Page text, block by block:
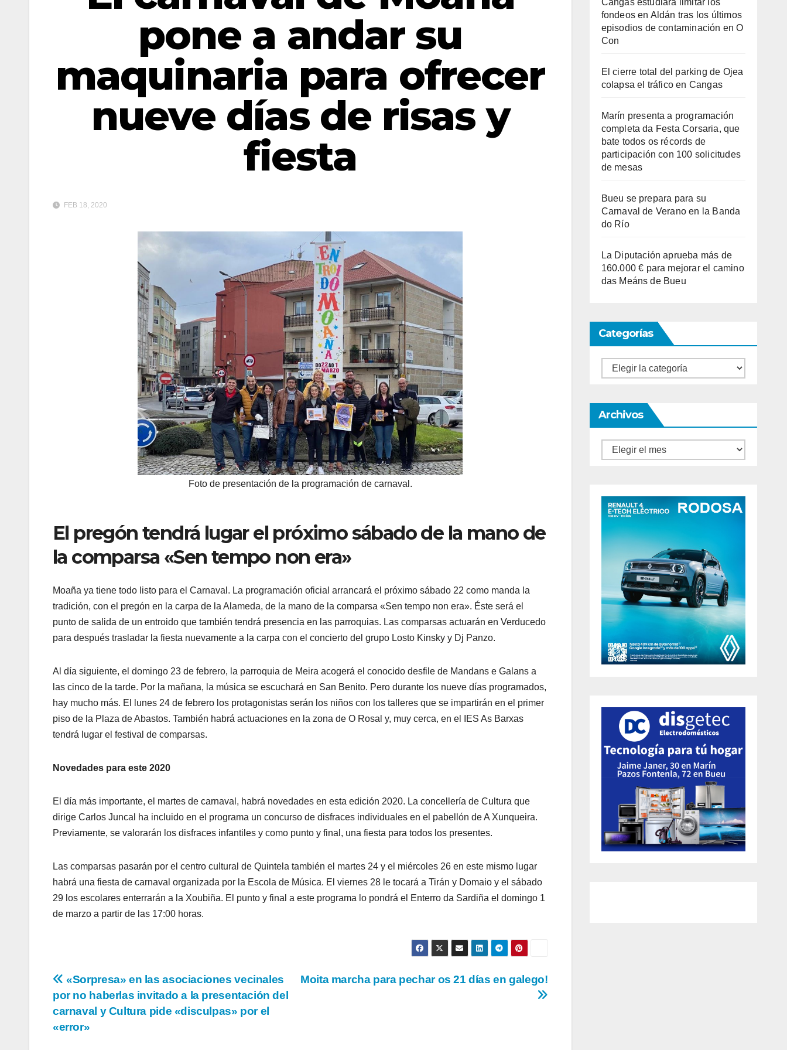
pone a andar su
maquinaria para ofrecer
nueve días de risas y
fiesta
FEB 18, 2020
Foto de presentación de la programación de carnaval.
El pregón tendrá lugar el próximo sábado de la mano de
la comparsa «Sen tempo non era»
Moaña ya tiene todo listo para el Carnaval. La programación oficial arrancará el próximo sábado 22 como manda la
tradición, con el pregón en la carpa de la Alameda, de la mano de la comparsa «Sen tempo non era». Éste será el
punto de salida de un entroido que también tendrá presencia en las parroquias. Las comparsas actuarán en Verducedo
para después trasladar la fiesta nuevamente a la carpa con el concierto del grupo Losto Kinsky y Dj Panzo.
Al día siguiente, el domingo 23 de febrero, la parroquia de Meira acogerá el conocido desfile de Mandans e Galans a
las cinco de la tarde. Por la mañana, la música se escuchará en San Benito. Pero durante los nueve días programados,
hay mucho más. El lunes 24 de febrero los protagonistas serán los niños con los talleres que se impartirán en el primer
piso de la Plaza de Abastos. También habrá actuaciones en la zona de O Rosal y, muy cerca, en el IES As Barxas
tendrá lugar el festival de comparsas.
Novedades para este 2020
El día más importante, el martes de carnaval, habrá novedades en esta edición 2020. La concellería de Cultura que
dirige Carlos Juncal ha incluido en el programa un concurso de disfraces individuales en el pabellón de A Xunqueira.
Previamente, se valorarán los disfraces infantiles y como punto y final, una fiesta para todos los presentes.
Las comparsas pasarán por el centro cultural de Quintela también el martes 24 y el miércoles 26 en este mismo lugar
habrá una fiesta de carnaval organizada por la Escola de Música. El viernes 28 le tocará a Tirán y Domaio y el sábado
29 los escolares enterrarán a la Xoubiña. El punto y final a este programa lo pondrá el Enterro da Sardiña el domingo 1
de marzo a partir de las 17:00 horas.
Navegación
de
entradas
Moita marcha para pechar os 21 días en galego!
«Sorpresa» en las asociaciones vecinales
por no haberlas invitado a la presentación del
carnaval y Cultura pide «disculpas» por el
«error»
fondeos en Aldán tras los últimos
episodios de contaminación en O
Con
El cierre total del parking de Ojea
colapsa el tráfico en Cangas
Marín presenta a programación
completa da Festa Corsaria, que
bate todos os récords de
participación con 100 solicitudes
de mesas
Bueu se prepara para su
Carnaval de Verano en la Banda
do Río
La Diputación aprueba más de
160.000 € para mejorar el camino
das Meáns de Bueu
Categorías
Categorías
Archivos
Archivos